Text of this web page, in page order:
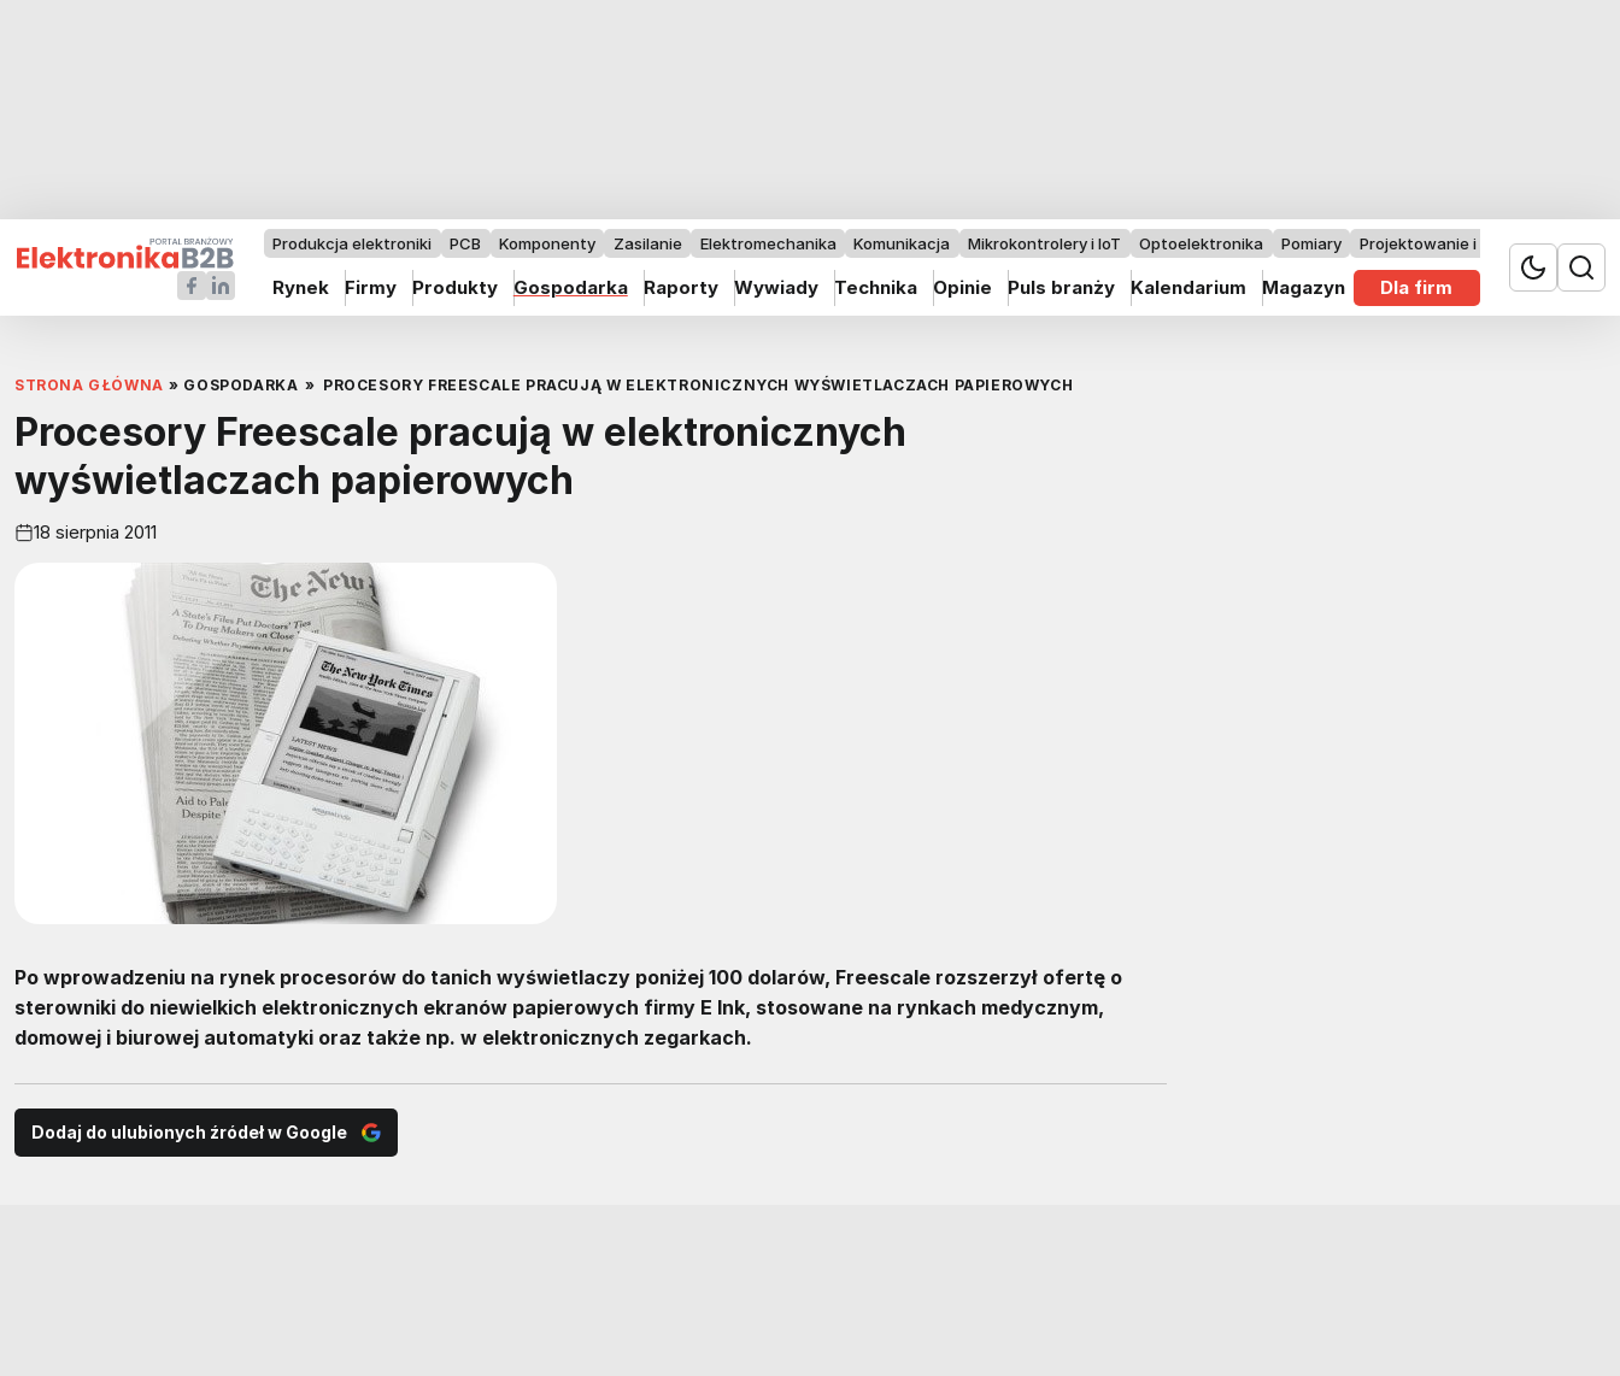
Produkcja elektroniki PCB Komponenty Zasilanie Elektromechanika Komunikacja Mikrokontrolery i IoT Optoelektronika Pomiary Projektowanie i badania
Rynek Firmy Produkty Gospodarka Raporty Wywiady Technika Opinie Puls branży Kalendarium Magazyn Dla firm
STRONA GŁÓWNA » GOSPODARKA » PROCESORY FREESCALE PRACUJĄ W ELEKTRONICZNYCH WYŚWIETLACZACH PAPIEROWYCH
Procesory Freescale pracują w elektronicznych
wyświetlaczach papierowych
18 sierpnia 2011
Po wprowadzeniu na rynek procesorów do tanich wyświetlaczy poniżej 100 dolarów, Freescale rozszerzył ofertę o
sterowniki do niewielkich elektronicznych ekranów papierowych firmy E Ink, stosowane na rynkach medycznym,
domowej i biurowej automatyki oraz także np. w elektronicznych zegarkach.
Dodaj do ulubionych źródeł w Google